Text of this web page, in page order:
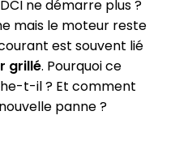
ne démarre plus ?
mais le moteur reste
est souvent lié
grillé. Pourquoi ce
t-il ? Et comment
panne ?